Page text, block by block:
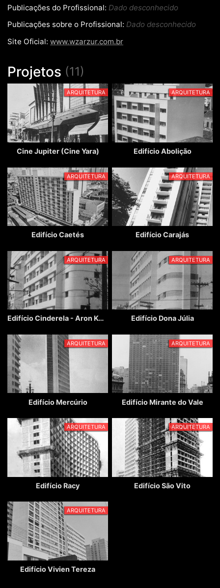
Publicações do Profissional: Dado desconhecido
Publicações sobre o Profissional: Dado desconhecido
Site Oficial: www.wzarzur.com.br
Projetos (11)
ARQUITETURA
Cine Jupiter (Cine Yara)
ARQUITETURA
Edifício Abolição
ARQUITETURA
Edifício Caetés
ARQUITETURA
Edifício Carajás
ARQUITETURA
Edifício Cinderela - Aron Kogan e Waldomiro Zarzur
ARQUITETURA
Edifício Dona Júlia
ARQUITETURA
Edifício Mercúrio
ARQUITETURA
Edifício Mirante do Vale
ARQUITETURA
Edifício Racy
ARQUITETURA
Edifício São Vito
ARQUITETURA
Edifício Vivien Tereza